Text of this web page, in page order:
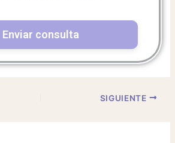
Enviar consulta
SIGUIENTE